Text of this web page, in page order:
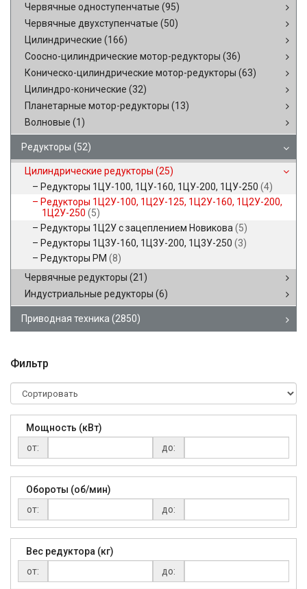
Червячные одноступенчатые (95)
Червячные двухступенчатые (50)
Цилиндрические (166)
Соосно-цилиндрические мотор-редукторы (36)
Коническо-цилиндрические мотор-редукторы (63)
Цилиндро-конические (32)
Планетарные мотор-редукторы (13)
Волновые (1)
Редукторы (52)
Цилиндрические редукторы (25)
Редукторы 1ЦУ-100, 1ЦУ-160, 1ЦУ-200, 1ЦУ-250 (4)
Редукторы 1Ц2У-100, 1Ц2У-125, 1Ц2У-160, 1Ц2У-200,
1Ц2У-250 (5)
Редукторы 1Ц2У с зацеплением Новикова (5)
Редукторы 1Ц3У-160, 1Ц3У-200, 1Ц3У-250 (3)
Редукторы РМ (8)
Червячные редукторы (21)
Индустриальные редукторы (6)
Приводная техника (2850)
Фильтр
Мощность (кВт)
от:
до:
Обороты (об/мин)
от:
до:
Вес редуктора (кг)
от:
до: